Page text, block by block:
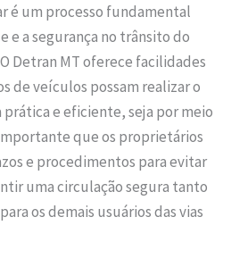
é um processo fundamental
e a segurança no trânsito do
Detran MT oferece facilidades
de veículos possam realizar o
e eficiente, seja por meio
que os proprietários
e procedimentos para evitar
uma circulação segura tanto
os demais usuários das vias